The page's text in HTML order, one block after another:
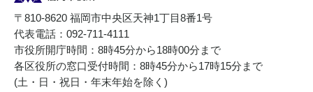
〒810-8620 福岡市中央区天神1丁目8番1号
代表電話：092-711-4111
市役所開庁時間：8時45分から18時00分まで
各区役所の窓口受付時間：8時45分から17時15分まで
(土・日・祝日・年末年始を除く)